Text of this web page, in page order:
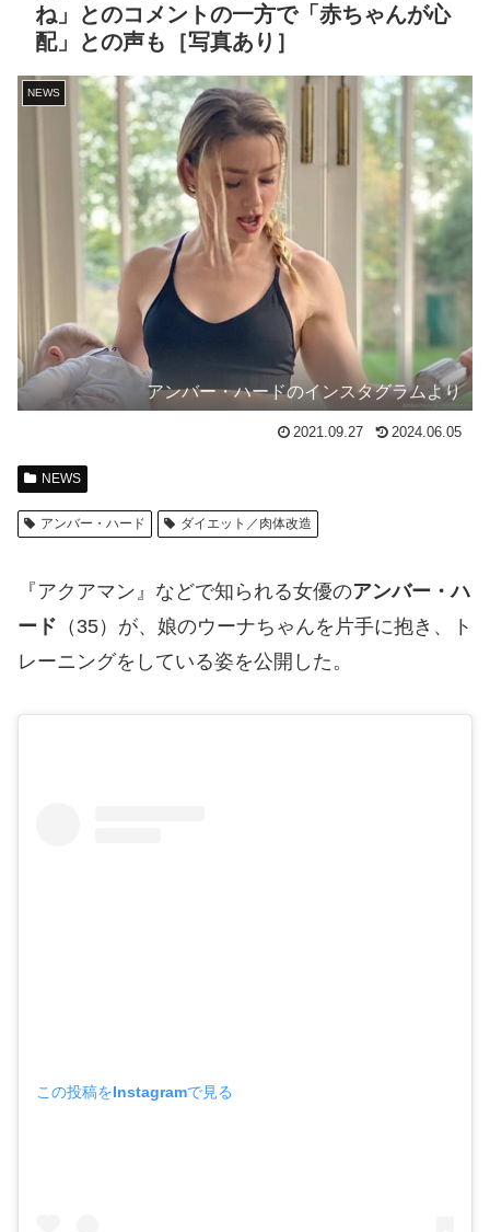
ね」とのコメントの一方で「赤ちゃんが心
配」との声も［写真あり］
NEWS
アンバー・ハードのインスタグラムより
2021.09.27 2024.06.05
NEWS
アンバー・ハード ダイエット／肉体改造
『アクアマン』などで知られる女優のアンバー・ハ
ード （35）が、娘のウーナちゃんを片手に抱き、ト
レーニングをしている姿を公開した。
この投稿をInstagramで見る